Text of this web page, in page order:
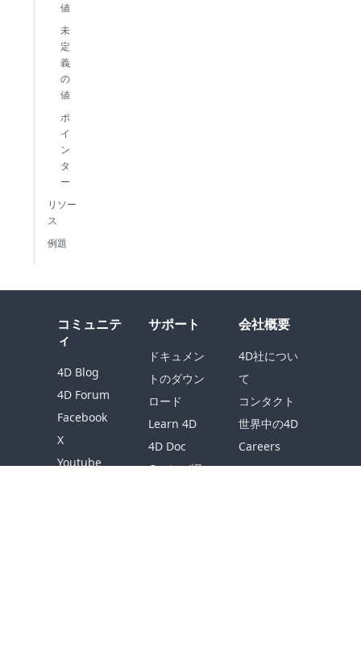
値
未
定
義
の
値
ポ
イ
ン
タ
ー
リソー
ス
例題
コミュニテ
ィ
4D Blog
4D Forum
Facebook
X
Youtube
サポート
ドキュメン
トのダウン
ロード
Learn 4D
4D Doc
Center (旧
会社概要
4D社につい
て
コンタクト
世界中の4D
Careers